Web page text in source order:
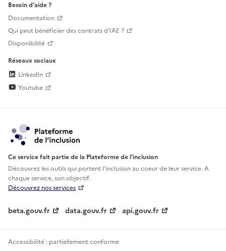
Besoin d'aide ?
Documentation
Qui peut bénéficier des contrats d'IAE ?
Disponibilité
Réseaux sociaux
LinkedIn
Youtube
Ce service fait partie de la Plateforme de l’inclusion
Découvrez les outils qui portent l'inclusion aucoeur de leur service. A
chaque service, son objectif.
Découvrez nos services
beta.gouv.fr data.gouv.fr api.gouv.fr
Accessibilité : partiellement conforme